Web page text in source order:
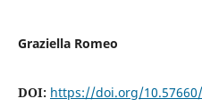
Graziella Romeo
DOI: https://doi.org/